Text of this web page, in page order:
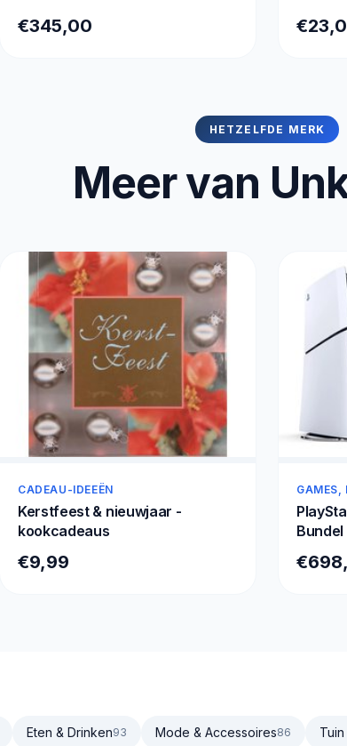
Win11 PRO
€345,00
HETZELFDE MERK
Meer van
CADEAU-IDEEËN
Kerstfeest & nieuwjaar -
kookcadeaus
€9,99
GAMES,
Eten & Drinken93 Mode & Accessoires86